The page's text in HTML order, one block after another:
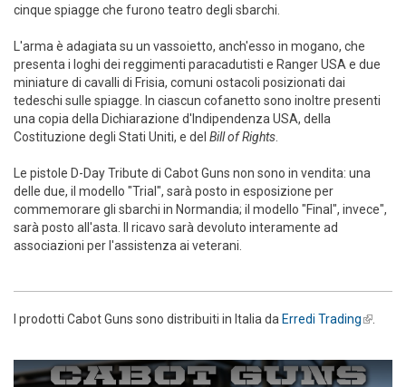
cinque spiagge che furono teatro degli sbarchi.
L'arma è adagiata su un vassoietto, anch'esso in mogano, che
presenta i loghi dei reggimenti paracadutisti e Ranger USA e due
miniature di cavalli di Frisia, comuni ostacoli posizionati dai
tedeschi sulle spiagge. In ciascun cofanetto sono inoltre presenti
una copia della Dichiarazione d'Indipendenza USA, della
Costituzione degli Stati Uniti, e del Bill of Rights
Le pistole D-Day Tribute di Cabot Guns non sono in vendita: una
delle due, il modello "Trial", sarà posto in esposizione per
commemorare gli sbarchi in Normandia; il modello "Final", invece",
sarà posto all'asta. Il ricavo sarà devoluto interamente ad
associazioni per l'assistenza ai veterani.
I prodotti Cabot Guns sono distribuiti in Italia da Erredi Trading(link is